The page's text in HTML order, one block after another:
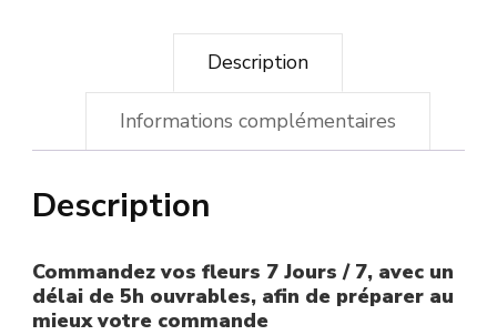
Description
Informations complémentaires
Description
Commandez vos fleurs 7 Jours / 7, avec un
délai de 5h ouvrables, afin de préparer au
mieux votre commande